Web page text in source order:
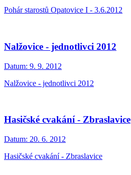
Pohár starostů Opatovice I - 3.6.2012
Nalžovice - jednotlivci 2012
Datum: 9. 9. 2012
Nalžovice - jednotlivci 2012
Hasičské cvakání - Zbraslavice
Datum: 20. 6. 2012
Hasičské cvakání - Zbraslavice